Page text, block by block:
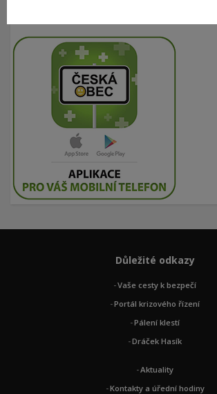
Důležité odkazy
Vaše cesty k bezpečí
Portál krizového řízení
Pálení klestí
Dráček Hasík
Aktuality
Kontakty a úřední hodiny